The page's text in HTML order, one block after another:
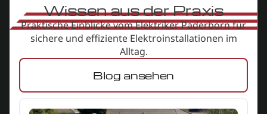
Wissen aus der Praxis
Praktische Einblicke vom ElektrikerPaderbornfür
sichere und effiziente Elektroinstallationen im
Alltag.
Blog ansehen